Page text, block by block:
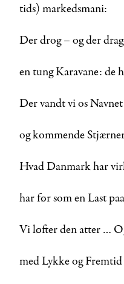
tids) markedsmani:
Der drog – og der
en tung Karavane: de
Der vandt vi os
og kommende
Hvad Danmark har
har før som en Last
Vi løfter den atter …
med Lykke og